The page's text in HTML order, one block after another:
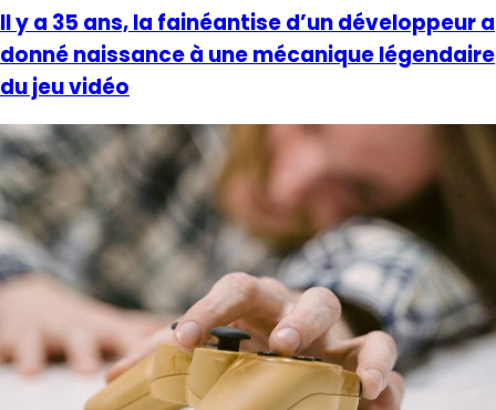
Il y a 35 ans, la fainéantise d’un développeur a
donné naissance à une mécanique légendaire
du jeu vidéo